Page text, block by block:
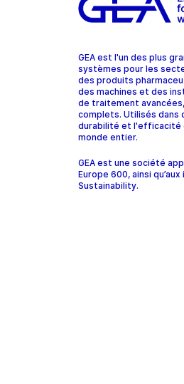
GEA est l'un des plus
systèmes pour les
des produits
des machines et des
de traitement
complets. Utilisés dans
durabilité et l'efficacité
monde entier.
GEA est une société
Europe 600, ainsi
Sustainability.